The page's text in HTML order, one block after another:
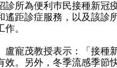
診所為便利巿民接種新冠
遙距診症服務，以及該診
作。
茂教授表示：「接種新
效。另外，冬季流感季節